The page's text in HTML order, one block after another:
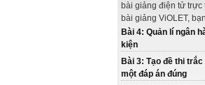
bài giảng điện tử trực
bài giảng ViOLET,
Bài 4: Quản lí ngân
kiện
Bài 3: Tạo đề thi
một đáp án đúng